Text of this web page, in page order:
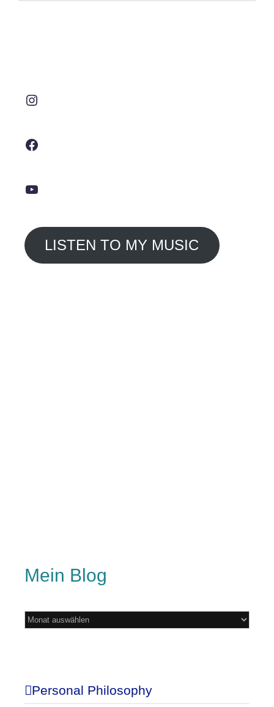
LISTEN TO MY MUSIC
Mein Blog
Mein
Blog
Personal Philosophy